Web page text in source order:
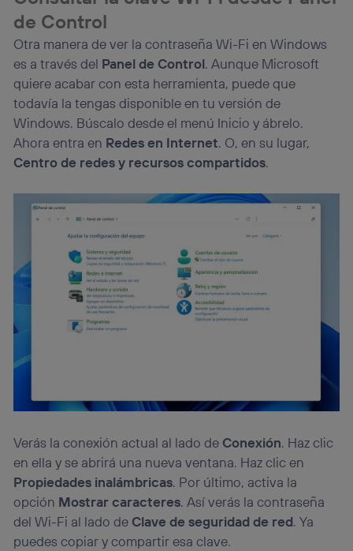
de Control
Otra manera de ver la contraseña Wi-Fi en Windows
es a través del Panel de Control. Aunque Microsoft
quiere acabar con esta herramienta, puede que
todavía la tengas disponible en tu versión de
Windows. Búscalo desde el menú Inicio y ábrelo.
Ahora entra en Redes en Internet. O, en su lugar,
Centro de redes y recursos compartidos.
Verás la conexión actual al lado de Conexión. Haz clic
en ella y se abrirá una nueva ventana. Haz clic en
Propiedades inalámbricas. Por último, activa la
opción Mostrar caracteres. Así verás la contraseña
del Wi-Fi al lado de Clave de seguridad de red. Ya
puedes copiar y compartir esa clave.